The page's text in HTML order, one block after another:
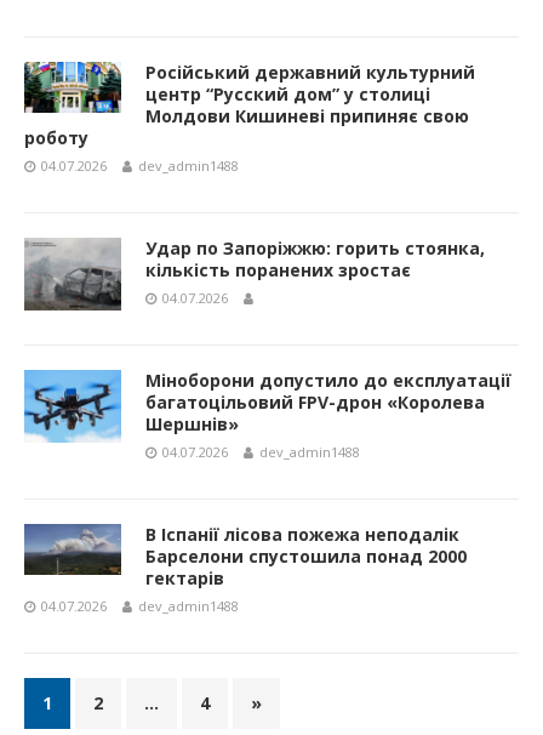
Російський державний культурний
центр “Русский дом” у столиці
Молдови Кишиневі припиняє свою
роботу
04.07.2026 dev_admin1488
Удар по Запоріжжю: горить стоянка,
кількість поранених зростає
04.07.2026
Міноборони допустило до експлуатації
багатоцільовий FPV-дрон «Королева
Шершнів»
04.07.2026 dev_admin1488
В Іспанії лісова пожежа неподалік
Барселони спустошила понад 2000
гектарів
04.07.2026 dev_admin1488
1 2 … 4 »